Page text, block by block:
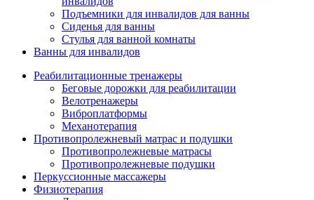
Подъемники для инвалидов для ванны
Сиденья для ванны
Стулья для ванной комнаты
Ванны для инвалидов
Реабилитационные тренажеры
Беговые дорожки для реабилитации
Велотренажеры
Виброплатформы
Механотерапия
Противопролежневый матрас и подушки
Противопролежневые матрасы
Противопролежневые подушки
Перкуссионные массажеры
Физиотерапия